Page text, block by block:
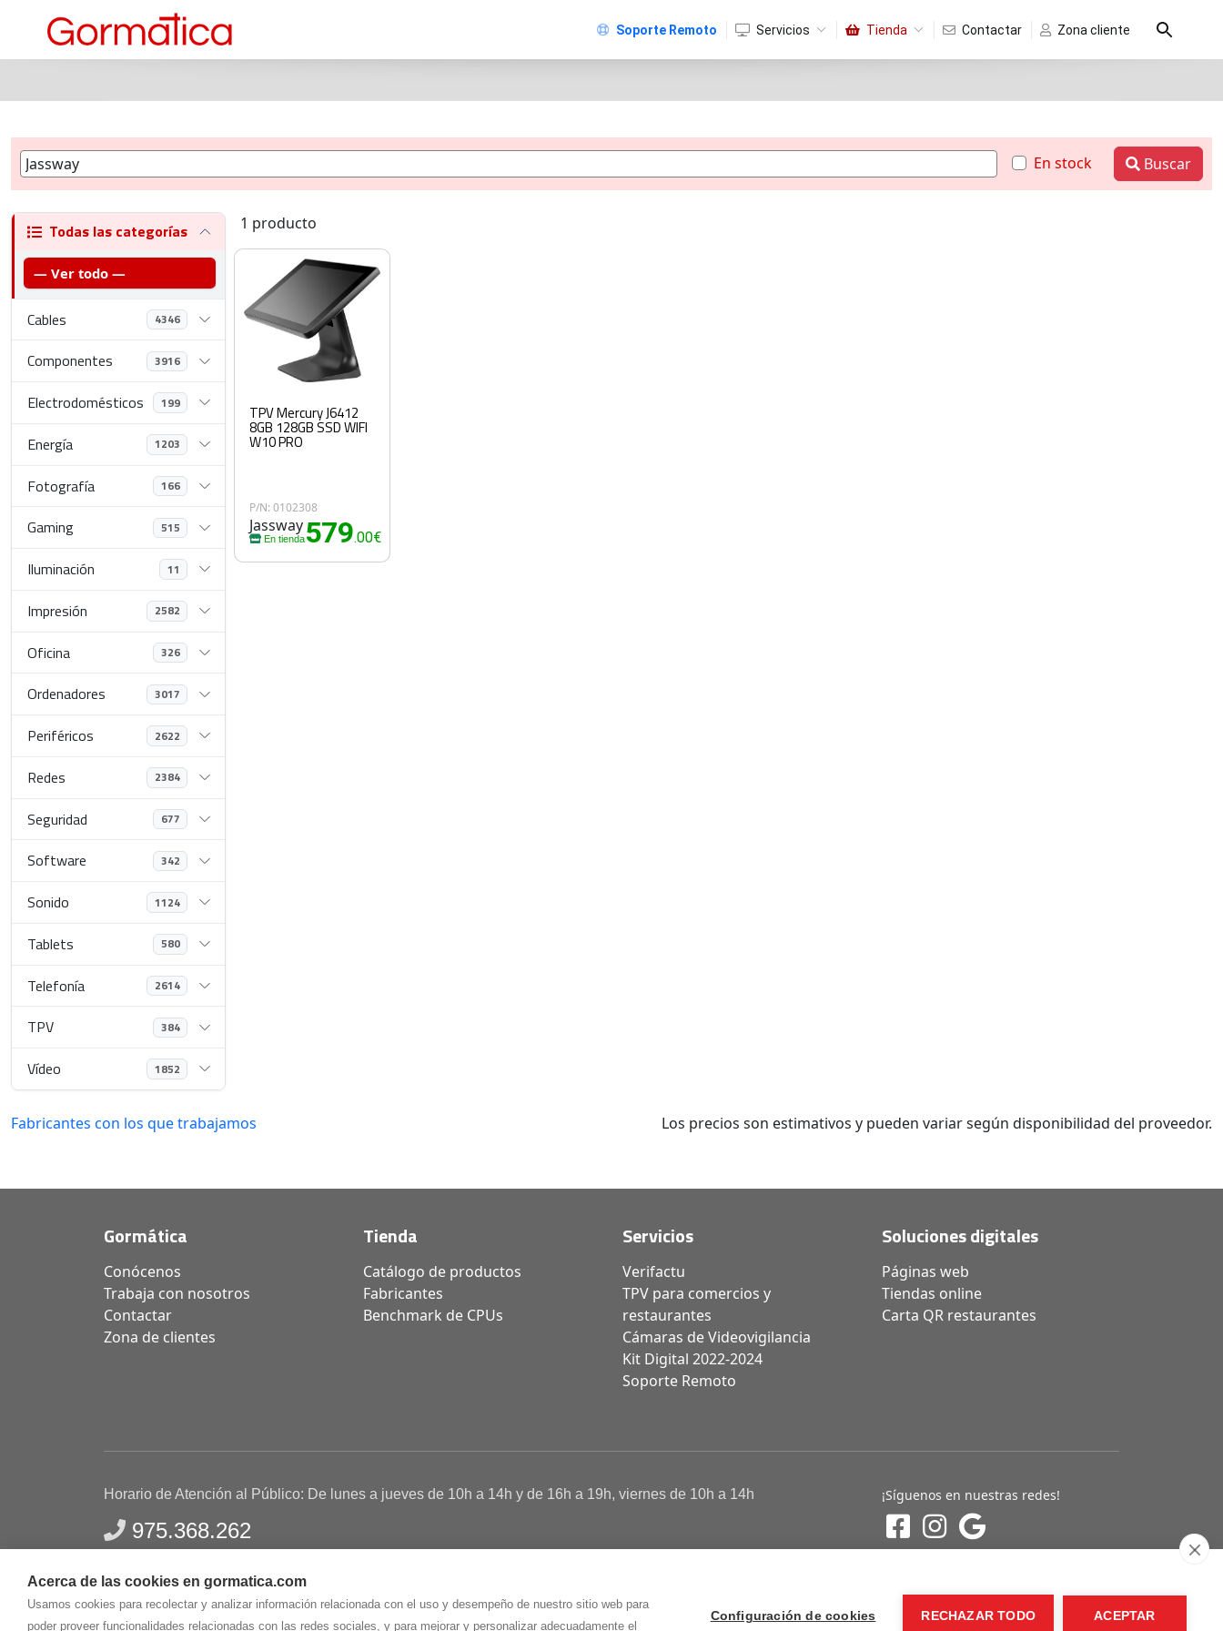
Acerca de las cookies en gormatica.com
Usamos cookies para recolectar y analizar información relacionada con el uso y desempeño de nuestro sitio web para
poder proveer funcionalidades relacionadas con las redes sociales, y para mejorar y personalizar adecuadamente el
Configuración de cookies RECHAZAR TODO ACEPTAR
Soporte Remoto Servicios Tienda Contactar Zona cliente
En stock Buscar
Todas las categorías
— Ver todo —
Cables 4346
Componentes 3916
Electrodomésticos 199
Energía 1203
Fotografía 166
Gaming 515
Iluminación 11
Impresión 2582
Oficina 326
Ordenadores 3017
Periféricos 2622
Redes 2384
Seguridad 677
Software 342
Sonido 1124
Tablets 580
Telefonía 2614
TPV 384
Vídeo 1852
1 producto
TPV Mercury J6412
8GB 128GB SSD WIFI
W10 PRO
P/N: 0102308
Jassway
En tienda579.00€
Fabricantes con los que trabajamos Los precios son estimativos y pueden variar según disponibilidad del proveedor.
Gormática
Conócenos
Trabaja con nosotros
Contactar
Zona de clientes
Tienda
Catálogo de productos
Fabricantes
Benchmark de CPUs
Servicios
Verifactu
TPV para comercios y
restaurantes
Cámaras de Videovigilancia
Kit Digital 2022-2024
Soporte Remoto
Soluciones digitales
Páginas web
Tiendas online
Carta QR restaurantes
Horario de Atención al Público: De lunes a jueves de 10h a 14h y de 16h a 19h, viernes de 10h a 14h
975.368.262
Gormaz Informática S.L.C/ Soria, 2 - El Burgo de Osma (Soria)
¡Síguenos en nuestras redes!